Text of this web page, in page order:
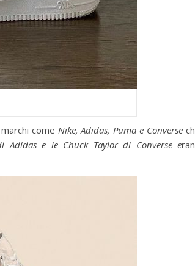
come Nike, Adidas, Puma e Converse
e le Chuck Taylor di Converse e